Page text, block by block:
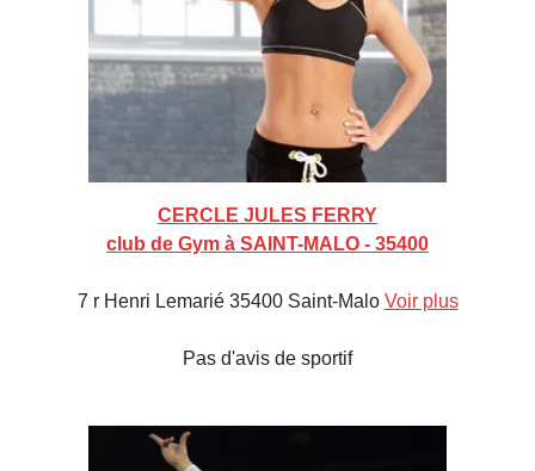
CERCLE JULES FERRY
club de Gym à SAINT-MALO - 35400
7 r Henri Lemarié 35400 Saint-Malo Voir plus
Pas d'avis de sportif